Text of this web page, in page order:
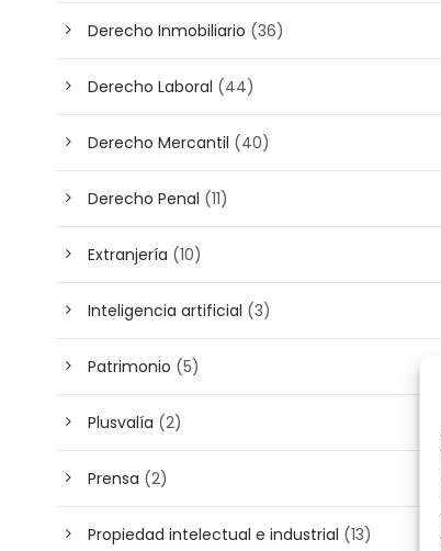
Derecho Inmobiliario (36)
Derecho Laboral (44)
Derecho Mercantil (40)
Derecho Penal (11)
Extranjería (10)
Inteligencia artificial (3)
Patrimonio (5)
Plusvalía (2)
Prensa (2)
Propiedad intelectual e industrial (13)